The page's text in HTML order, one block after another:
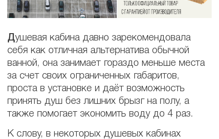
Душевая кабина давно зарекомендовала
себя как отличная альтернатива обычной
ванной, она занимает гораздо меньше места
за счет своих ограниченных габаритов,
проста в установке и даёт возможность
принять душ без лишних брызг на полу, а
также помогает экономить воду до 4 раз.
К слову, в некоторых душевых кабинах